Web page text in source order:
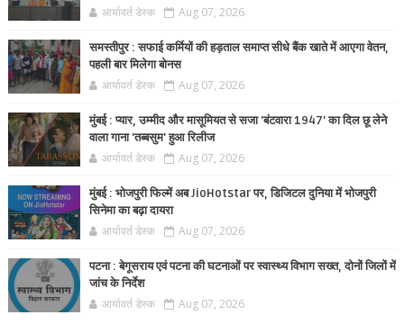
आर्यावर्त डेस्क Aug 07, 2026
समस्तीपुर : सफाई कर्मियों की हड़ताल समाप्त सीधे बैंक खाते में आएगा वेतन,
पहली बार मिलेगा बोनस
आर्यावर्त डेस्क Aug 07, 2026
मुंबई : प्यार, उम्मीद और मासूमियत से सजा 'बंटवारा 1947' का दिल छू लेने
वाला गाना 'तब्बसुम' हुआ रिलीज
आर्यावर्त डेस्क Aug 07, 2026
मुंबई : भोजपुरी फिल्में अब JioHotstar पर, डिजिटल दुनिया में भोजपुरी
सिनेमा का बढ़ा दायरा
आर्यावर्त डेस्क Aug 07, 2026
पटना : बेगूसराय एवं पटना की घटनाओं पर स्वास्थ्य विभाग सख्त, दोनों जिलों में
जांच के निर्देश
आर्यावर्त डेस्क Aug 07, 2026